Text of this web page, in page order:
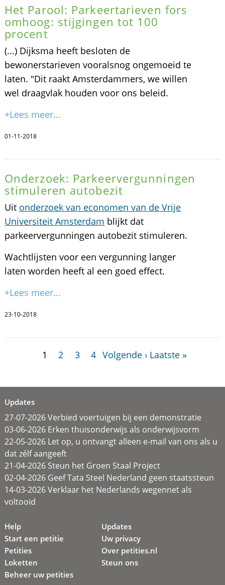
Het Parool: Parkeertarieven fors
omhoog: stijgingen tot 100
procent
(...) Dijksma heeft besloten de
bewonerstarieven vooralsnog ongemoeid te
laten. "Dit raakt Amsterdammers, we willen
wel draagvlak houden voor ons beleid.
+Lees meer...
01-11-2018
Onderzoek: Parkeervergunningen
stimuleren autobezit
Uit onderzoek van economen van de Vrije
Universiteit Amsterdam blijkt dat
parkeervergunningen autobezit stimuleren.
Wachtlijsten voor een vergunning langer
laten worden heeft al een goed effect.
+Lees meer...
23-10-2018
1 2 3 4 Volgende › Laatste »
Updates
27-07-2026 Verbied voertuigen bij een demonstratie
03-06-2026 Erken thuisonderwijs als onderwijsvorm
22-05-2026 Let op, u ontvangt alleen e-mail van ons als u
dat zélf aangeeft
21-04-2026 Steun het Groen Staal Project
02-04-2026 Geef Tata Steel Nederland geen staatssteun
14-03-2026 Verklaar het Nederlands wegennet als
voltooid
Help
Start een petitie
Petities
Loketten
Beheer uw petities
Updates
Uw privacy
Over petities.nl
Steun ons